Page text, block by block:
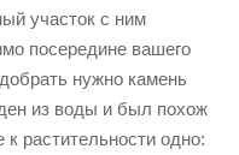
участок с ним
посередине вашего
нужно камень
из воды и был похож
растительности одно: